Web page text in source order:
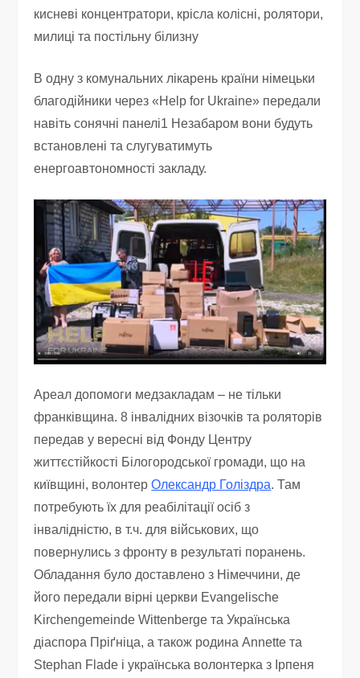
кисневі концентратори, крісла колісні, ролятори,
милиці та постільну білизну
В одну з комунальних лікарень країни німецьки
благодійники через «Help for Ukraine» передали
навіть сонячні панелі1 Незабаром вони будуть
встановлені та слугуватимуть
енергоавтономності закладу.
Ареал допомоги медзакладам – не тільки
франківщина. 8 інвалідних візочків та роляторів
передав у вересні від Фонду Центру
життєстійкості Білогородської громади, що на
київщині, волонтерОлександр Голіздра. Там
потребують їх для реабілітації осіб з
інвалідністю, в т.ч. для військових, що
повернулись з фронту в результаті поранень.
Обладання було доставлено з Німеччини, де
його передали вірні церкви Evangelische
Kirchengemeinde Wittenberge та Українська
діаспора Пріґніца, а також родина Annette та
Stephan Flade і українська волонтерка з Ірпеня